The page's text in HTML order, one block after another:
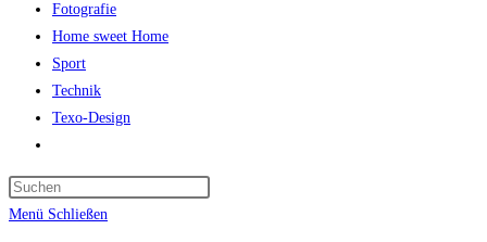
Fotografie
Home sweet Home
Sport
Technik
Texo-Design
umschalten
Menü Schließen